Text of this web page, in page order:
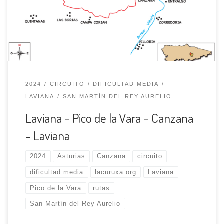
llegar al final de las edificaciones. Esta chimenea es el
único vestigio de la mina allí existente a principios del
siglo XX. […]
2024 CIRCUITO DIFICULTAD MEDIA
LAVIANA SAN MARTÍN DEL REY AURELIO
Laviana – Pico de la Vara – Canzana
– Laviana
2024 Asturias Canzana circuito
dificultad media lacuruxa.org Laviana
Pico de la Vara rutas
San Martín del Rey Aurelio